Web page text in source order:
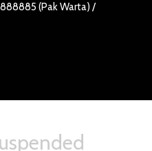
(Pak Warta) /